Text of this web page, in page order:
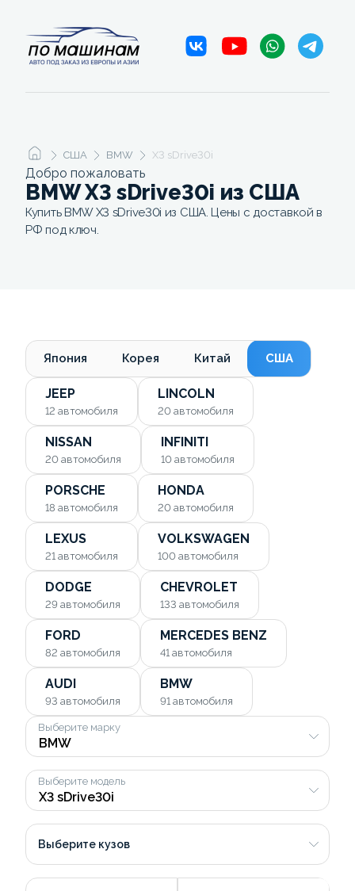
США BMW X3 sDrive30i
Добро пожаловать
BMW X3 sDrive30i из США
Купить BMW X3 sDrive30i из США. Цены с доставкой в
РФ под ключ.
Япония Корея Китай США
JEEP
12 автомобиля
LINCOLN
20 автомобиля
NISSAN
20 автомобиля
INFINITI
10 автомобиля
PORSCHE
18 автомобиля
HONDA
20 автомобиля
LEXUS
21 автомобиля
VOLKSWAGEN
100 автомобиля
DODGE
29 автомобиля
CHEVROLET
133 автомобиля
FORD
82 автомобиля
MERCEDES BENZ
41 автомобиля
AUDI
93 автомобиля
BMW
91 автомобиля
Выберите марку
Выберите модель
Выберите кузов